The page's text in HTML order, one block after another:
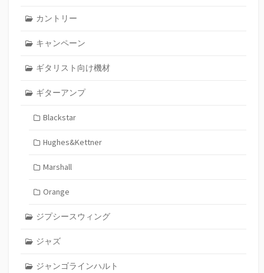
カントリー
キャンペーン
ギタリスト向け機材
ギターアンプ
Blackstar
Hughes&Kettner
Marshall
Orange
ジプシースウィング
ジャズ
ジャンゴラインハルト